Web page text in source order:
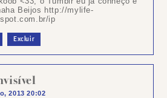
Beijos http://mylife-
ip
Excluir
2013 20:02